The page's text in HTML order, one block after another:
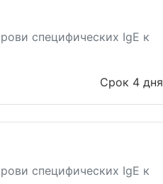
специфических IgE к
Срок 4 дня
специфических IgE к